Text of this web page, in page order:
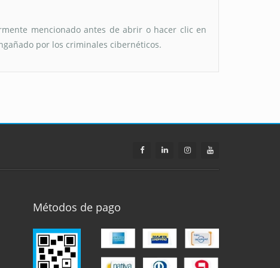
mencionado antes de abrir o hacer clic en
por los criminales cibernéticos.
Métodos de pago